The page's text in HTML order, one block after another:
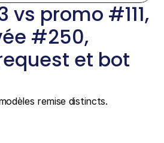
vs promo #111,
#250,
et bot
remise distincts.